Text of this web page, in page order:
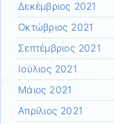
Δεκέμβριος 2021
Οκτώβριος 2021
Σεπτέμβριος 2021
Ιούλιος 2021
Μάιος 2021
Απρίλιος 2021